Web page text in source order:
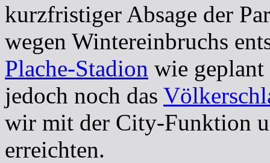
kurzfristiger Absage der
wegen Wintereinbruchs
Plache-Stadion wie geplant
jedoch noch das
wir mit der City-Funktion
erreichten.